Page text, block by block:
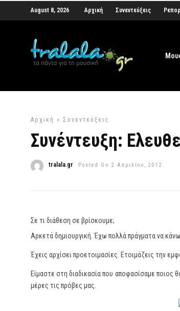
August 8, 2026 Αρχική Συνεντεύξεις
Αρχική » Συνεντεύξεις
Συνέντευξη:
tralala.gr Posted On 2 Απριλίου, 2012
Σε τι διάθεση σε βρίσκουμε;
Αρκετά δημιουργική. Έχω πολλά πράγματα να
Έχεις αρχίσει προετοιμασίες. Ετοιμάζεις την
Είμαστε στη διαδικασία που αποφασίσαμε ποιος
μέρες τις πρόβες μας.